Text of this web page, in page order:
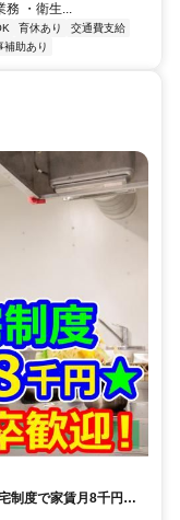
務 ・衛生...
育休あり
交通費支給
補助あり
制度で家賃月8千円＆